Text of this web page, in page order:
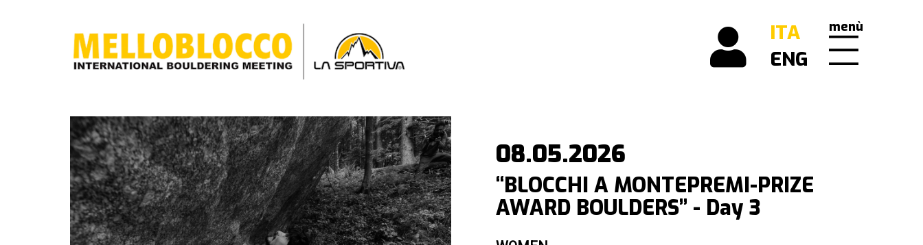
ITA
ENG
menù
scopri
Melloblocco
news
08.05.2026
“BLOCCHI A MONTEPREMI-PRIZE
AWARD BOULDERS” - Day 3